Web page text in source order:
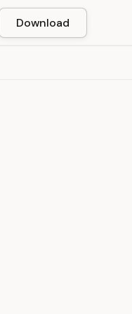
Download